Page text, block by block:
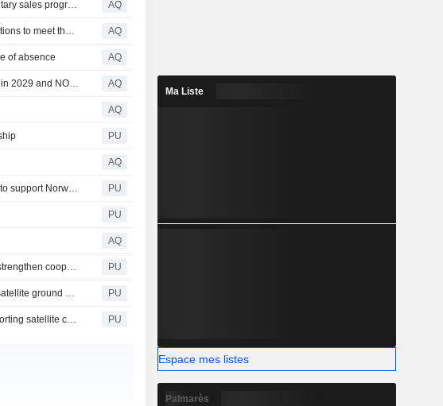
KONGSBERG to deliver NASAMS to Kuwait via US foreign military sales programme AQ
Defence company Kongsberg focuses on mergers and acquisitions to meet the sharply rising demand for missile systems AQ
of absence AQ
KONGSBERG launches revenue ambitions of NOK 100 billion in 2029 and NOK 150 bn in 2033 AQ
AQ
PU
AQ
Kongsberg Gruppen : and Navantia sign long term agreement to support Norwegian frigates PU
PU
AQ
Kongsberg Gruppen : and OSI Maritime Systems sign MoU to strengthen cooperation and build Canadian sovereign capabilities PU
Kongsberg Gruppen : signs contract with IMGW for advanced satellite ground station system in Poland PU
Kongsberg Gruppen : reaches 200 TT&C units milestone supporting satellite communications worldwide PU
Ma Liste
Espace mes listes
Palmarès